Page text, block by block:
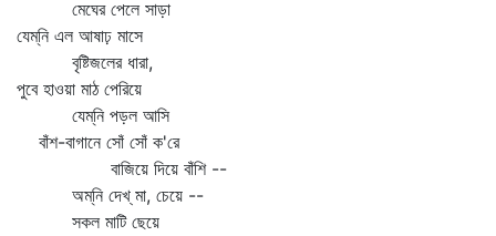
মেঘের পেলে সাড়া
যেম্‌নি এল আষাঢ় মাসে
বৃষ্টিজলের ধারা,
পুবে হাওয়া মাঠ পেরিয়ে
যেম্‌নি পড়ল আসি
বাঁশ-বাগানে সোঁ সোঁ ক'রে
বাজিয়ে দিয়ে বাঁশি --
অম্‌নি দেখ্‌ মা, চেয়ে --
সকল মাটি ছেয়ে